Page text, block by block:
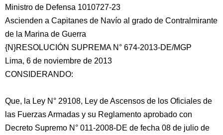
Ministro de Defensa 1010727-23
Ascienden a Capitanes de Navío al grado de Contralmirante
de la Marina de Guerra
{N}RESOLUCIÓN SUPREMA N° 674-2013-DE/MGP
Lima, 6 de noviembre de 2013
CONSIDERANDO:
Que, la Ley N° 29108, Ley de Ascensos de los Oficiales de
las Fuerzas Armadas y su Reglamento aprobado con
Decreto Supremo N° 011-2008-DE de fecha 08 de julio de